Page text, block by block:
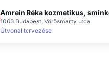
Amrein Réka kozmetikus,
1063 Budapest, Vörösmarty utca
Útvonal tervezése